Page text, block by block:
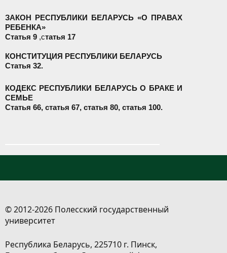
ЗАКОН РЕСПУБЛИКИ БЕЛАРУСЬ «О ПРАВАХ
РЕБЕНКА»
Статья 9 ,статья 17
КОНСТИТУЦИЯ РЕСПУБЛИКИ БЕЛАРУСЬ
Статья 32.
КОДЕКС РЕСПУБЛИКИ БЕЛАРУСЬ О БРАКЕ И
СЕМЬЕ
Статья 66, статья 67, статья 80, статья 100.
© 2012-2026 Полесский государственный
университет
Республика Беларусь, 225710 г. Пинск,